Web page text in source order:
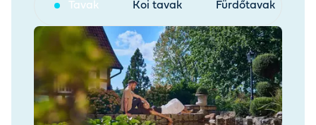
Tavak Koi tavak Fürdőtavak